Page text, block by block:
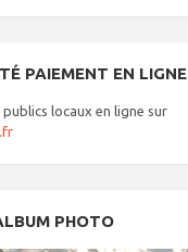
PAIEMENT EN LIGNE
locaux en ligne sur
PHOTO